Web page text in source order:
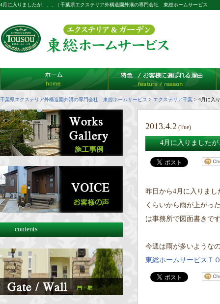
4月に入りましたが、、、 | 千葉県エクステリア外構造園外溝の専門会社 東総ホームサービス
千葉県エクステリア外構造園外溝の専門会社 東総ホームサービス > エクステリア千葉 > 4月に入
2013.4.2 (Tue)
4月に入りました
昨日から4月に入りま
くらいから雨が上がっ
は事務所で図面書きで
今週は雨が多いような
東総ホームサービスＴ
contents